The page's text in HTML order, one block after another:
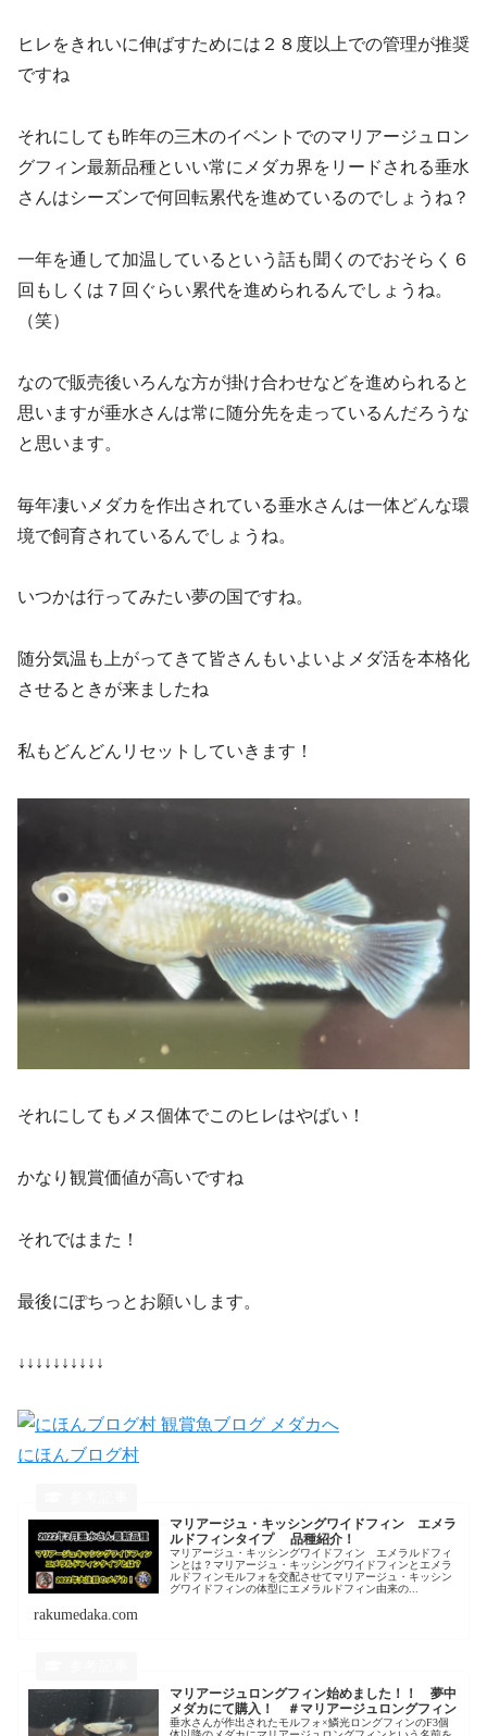
ヒレをきれいに伸ばすためには２８度以上での管理が推奨
ですね
それにしても昨年の三木のイベントでのマリアージュロン
グフィン最新品種といい常にメダカ界をリードされる垂水
さんはシーズンで何回転累代を進めているのでしょうね？
一年を通して加温しているという話も聞くのでおそらく６
回もしくは７回ぐらい累代を進められるんでしょうね。
（笑）
なので販売後いろんな方が掛け合わせなどを進められると
思いますが垂水さんは常に随分先を走っているんだろうな
と思います。
毎年凄いメダカを作出されている垂水さんは一体どんな環
境で飼育されているんでしょうね。
いつかは行ってみたい夢の国ですね。
随分気温も上がってきて皆さんもいよいよメダ活を本格化
させるときが来ましたね
私もどんどんリセットしていきます！
それにしてもメス個体でこのヒレはやばい！
かなり観賞価値が高いですね
それではまた！
最後にぽちっとお願いします。
↓↓↓↓↓↓↓↓↓↓
にほんブログ村
マリアージュ・キッシングワイドフィン エメラ
ルドフィンタイプ 品種紹介！
マリアージュ・キッシングワイドフィン エメラルドフィ
ンとは？マリアージュ・キッシングワイドフィンとエメラ
ルドフィンモルフォを交配させてマリアージュ・キッシン
グワイドフィンの体型にエメラルドフィン由来の...
rakumedaka.com
マリアージュロングフィン始めました！！ 夢中
メダカにて購入！ ＃マリアージュロングフィン
垂水さんが作出されたモルフォ×鱗光ロングフィンのF3個